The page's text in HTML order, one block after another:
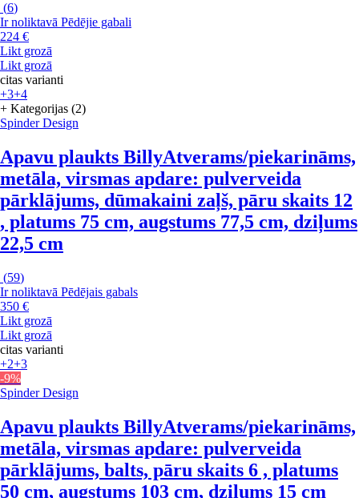
(6)
Ir noliktavā Pēdējie gabali
224 €
Likt grozā
Likt grozā
citas varianti
+3+4
+ Kategorijas (2)
Spinder Design
Apavu plaukts BillyAtverams/piekarināms,
metāla, virsmas apdare: pulverveida
pārklājums, dūmakaini zaļš, pāru skaits 12
, platums 75 cm, augstums 77,5 cm, dziļums
22,5 cm
(59)
Ir noliktavā Pēdējais gabals
350 €
Likt grozā
Likt grozā
citas varianti
+2+3
-9%
Spinder Design
Apavu plaukts BillyAtverams/piekarināms,
metāla, virsmas apdare: pulverveida
pārklājums, balts, pāru skaits 6 , platums
50 cm, augstums 103 cm, dziļums 15 cm